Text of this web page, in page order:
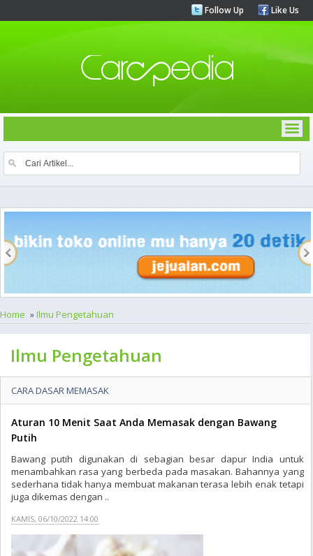
Follow Up Like Us
Home »Ilmu Pengetahuan
Ilmu Pengetahuan
CARA DASAR MEMASAK
Aturan 10 Menit Saat Anda Memasak dengan Bawang
Putih
Bawang putih digunakan di sebagian besar dapur India untuk
menambahkan rasa yang berbeda pada masakan. Bahannya yang
sederhana tidak hanya membuat makanan terasa lebih enak tetapi
juga dikemas dengan ..
KAMIS, 06/10/2022 14:00